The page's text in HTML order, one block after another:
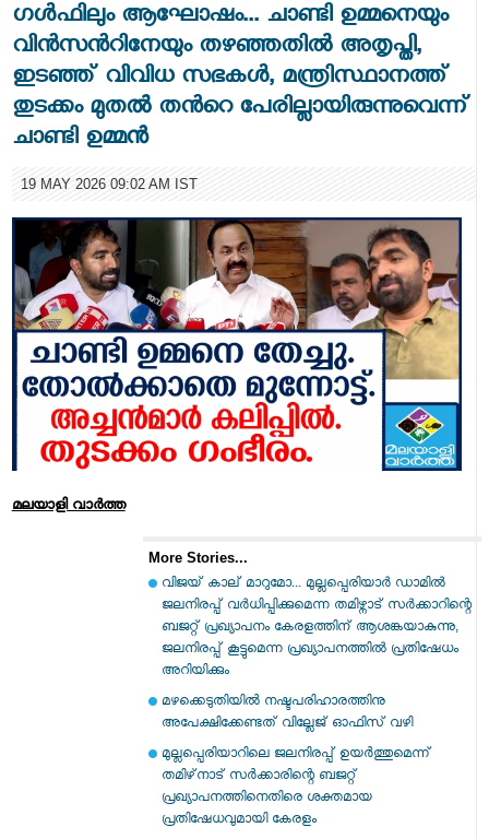
ഗള്‍ഫിലും ആഘോഷം... ചാണ്ടി ഉമ്മനെയും
വിന്‍സന്‍റിനേയും തഴഞ്ഞതില്‍ അതൃപ്തി,
ഇടഞ്ഞ് വിവിധ സഭകള്‍, മന്ത്രിസ്ഥാനത്ത്
തുടക്കം മുതൽ തന്‍റെ പേരില്ലായിരുന്നുവെന്ന്
ചാണ്ടി ഉമ്മൻ
19 MAY 2026 09:02 AM IST
മലയാളി വാര്‍ത്ത
More Stories...
വിജയ് കാല് മാറുമോ... മുല്ലപ്പെരിയാർ ഡാമിൽ
ജലനിരപ്പ് വർധിപ്പിക്കുമെന്ന തമിഴ്നാട് സർക്കാറിന്റെ
ബജറ്റ് പ്രഖ്യാപനം കേരളത്തിന് ആശങ്കയാകുന്നു,
ജലനിരപ്പ് കൂട്ടുമെന്ന പ്രഖ്യാപനത്തിൽ പ്രതിഷേധം
അറിയിക്കും
മഴക്കെടുതിയില്‍ നഷ്ടപരിഹാരത്തിനു
അപേക്ഷിക്കേണ്ടത് വില്ലേജ് ഓഫിസ് വഴി
മുല്ലപ്പെരിയാറിലെ ജലനിരപ്പ് ഉയര്‍ത്തുമെന്ന്
തമിഴ്‌നാട് സര്‍ക്കാരിന്റെ ബജറ്റ്
പ്രഖ്യാപനത്തിനെതിരെ ശക്തമായ
പ്രതിഷേധവുമായി കേരളം